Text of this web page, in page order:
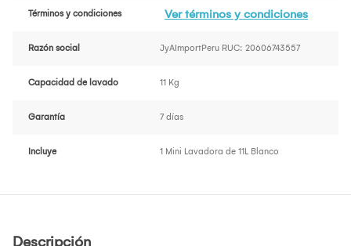
Términos y condiciones Ver términos y condiciones
Razón social JyAImportPeru RUC: 20606743557
Capacidad de lavado 11 Kg
Garantía 7 días
Incluye 1 Mini Lavadora de 11L Blanco
Descripción